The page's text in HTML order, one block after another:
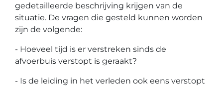
gedetailleerde beschrijving krijgen van de
situatie. De vragen die gesteld kunnen worden
zijn de volgende:
- Hoeveel tijd is er verstreken sinds de
afvoerbuis verstopt is geraakt?
- Is de leiding in het verleden ook eens verstopt